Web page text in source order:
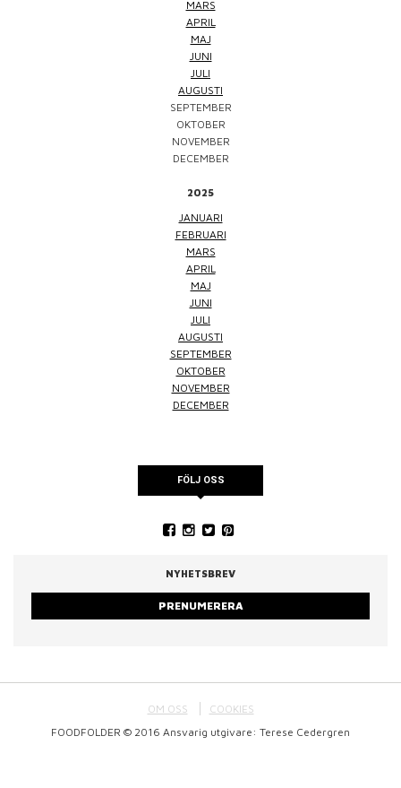
MARS
APRIL
MAJ
JUNI
JULI
AUGUSTI
SEPTEMBER
OKTOBER
NOVEMBER
DECEMBER
2025
JANUARI
FEBRUARI
MARS
APRIL
MAJ
JUNI
JULI
AUGUSTI
SEPTEMBER
OKTOBER
NOVEMBER
DECEMBER
FÖLJ OSS
NYHETSBREV
PRENUMERERA
OM OSS
COOKIES
FOODFOLDER © 2016 Ansvarig utgivare: Terese Cedergren